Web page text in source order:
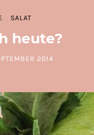
SALAT
heute?
ON
2014